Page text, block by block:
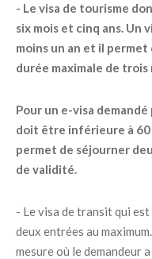
- Le visa de tourisme
six mois et cinq ans. Un
moins un an et il
durée maximale de trois
Pour un e-visa
doit être inférieure à 60
permet de séjourner
de validité.
- Le visa de transit qui
deux entrées au
mesure où le demandeur